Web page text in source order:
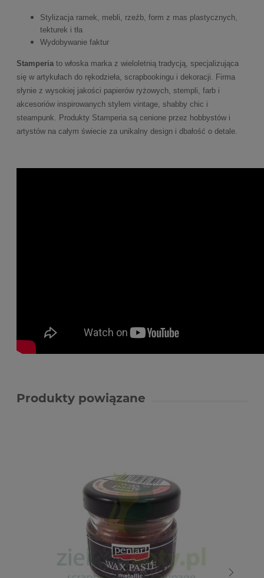
Stylizacja ramek, mebli, rzeźb, form z mas plastycznych,
tekturek i tła
Wydobywanie faktur
Stamperia to włoska marka z wieloletnią tradycją, specjalizująca
się w artykułach do rękodzieła, scrapbookingu i dekoracji. Firma
słynie z wysokiej jakości papierów ryżowych, stempli, farb i
akcesoriów inspirowanych stylem vintage, shabby chic i
steampunk. Produkty Stamperia są cenione przez hobbystów i
artystów na całym świecie za unikalny design i dbałość o detale.
Produkty powiązane